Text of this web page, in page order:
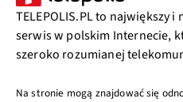
TELEPOLIS.PL to największy
serwis w polskim Internecie,
szeroko rozumianej
Na stronie mogą znajdować się